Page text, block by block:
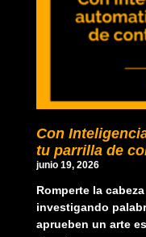
Con
tu parrilla de
junio 19, 2026
Romperte la
investigando
aprueben un arte